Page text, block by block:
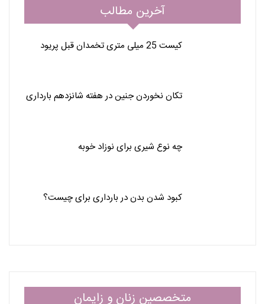
آخرین مطالب
کیست 25 میلی متری تخمدان قبل پریود
تکان نخوردن جنین در هفته شانزدهم بارداری
چه نوع شیری برای نوزاد خوبه
کبود شدن بدن در بارداری برای چیست؟
متخصصین زنان و زایمان